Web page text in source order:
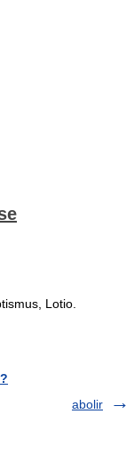
Lotio.
abolir